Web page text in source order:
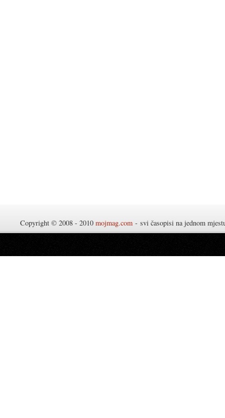
Copyright © 2008 - 2010 mojmag.com - svi časopisi na jednom